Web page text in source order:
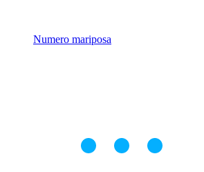
Numero mariposa